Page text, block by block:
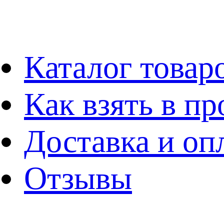
Каталог
Как взять в
Доставка и
Отзывы